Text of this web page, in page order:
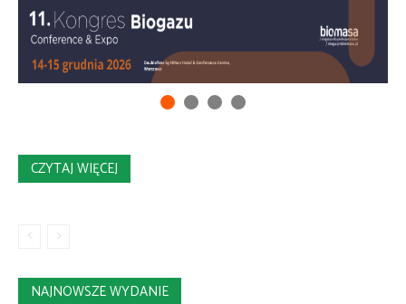
CZYTAJ WIĘCEJ
NAJNOWSZE WYDANIE